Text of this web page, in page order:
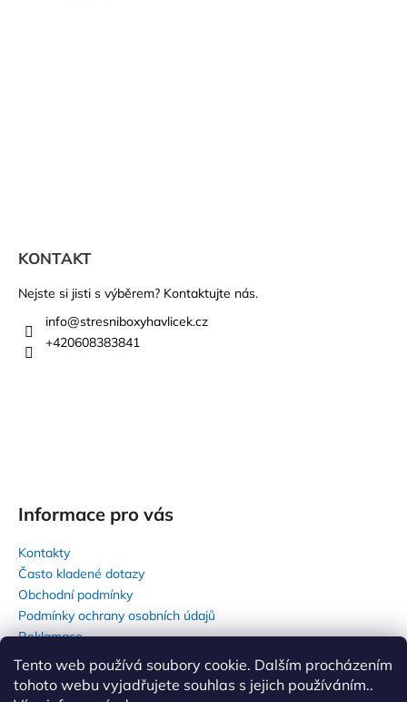
Tento web používá soubory cookie. Dalším procházením
tohoto webu vyjadřujete souhlas s jejich používáním..
KONTAKT
Nejste si jisti s výběrem? Kontaktujte nás.
info@stresniboxyhavlicek.cz
+420608383841
Informace pro vás
Kontakty
Často kladené dotazy
Obchodní podmínky
Podmínky ochrany osobních údajů
Reklamace